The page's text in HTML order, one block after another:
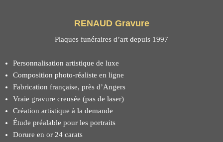
RENAUD Gravure
Plaques funéraires d’art depuis 1997
Personnalisation artistique de luxe
Composition photo-réaliste en ligne
Fabrication française, près d’Angers
Vraie gravure creusée (pas de laser)
Création artistique à la demande
Étude préalable pour les portraits
Dorure en or 24 carats